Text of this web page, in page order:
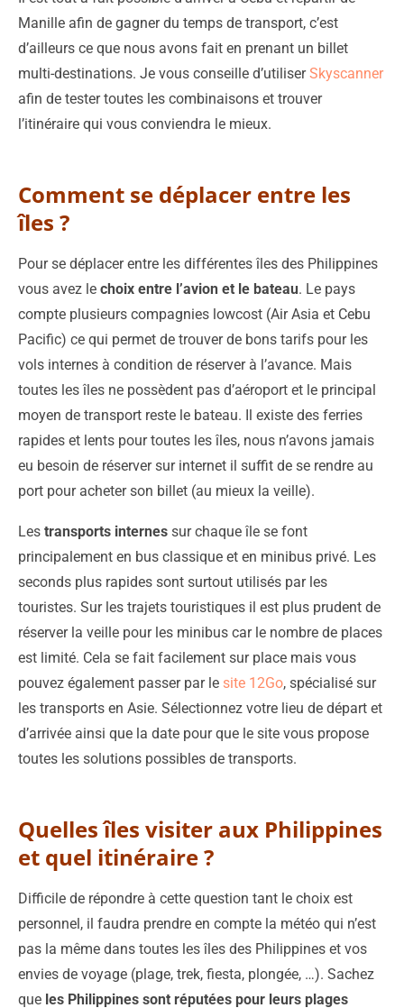
Manille afin de gagner du temps de transport, c’est
d’ailleurs ce que nous avons fait en prenant un billet
multi-destinations. Je vous conseille d’utiliserSkyscanner
afin de tester toutes les combinaisons et trouver
l’itinéraire qui vous conviendra le mieux.
Comment se déplacer entre les
îles ?
Pour se déplacer entre les différentes îles des Philippines
vous avez le choix entre l’avion et le bateau. Le pays
compte plusieurs compagnies lowcost (Air Asia et Cebu
Pacific) ce qui permet de trouver de bons tarifs pour les
vols internes à condition de réserver à l’avance. Mais
toutes les îles ne possèdent pas d’aéroport et le principal
moyen de transport reste le bateau. Il existe des ferries
rapides et lents pour toutes les îles, nous n’avons jamais
eu besoin de réserver sur internet il suffit de se rendre au
port pour acheter son billet (au mieux la veille).
Les transports internes sur chaque île se font
principalement en bus classique et en minibus privé. Les
seconds plus rapides sont surtout utilisés par les
touristes. Sur les trajets touristiques il est plus prudent de
réserver la veille pour les minibus car le nombre de places
est limité. Cela se fait facilement sur place mais vous
pouvez également passer par le site 12Go, spécialisé sur
les transports en Asie. Sélectionnez votre lieu de départ et
d’arrivée ainsi que la date pour que le site vous propose
toutes les solutions possibles de transports.
Quelles îles visiter aux Philippines
et quel itinéraire ?
Difficile de répondre à cette question tant le choix est
personnel, il faudra prendre en compte la météo qui n’est
pas la même dans toutes les îles des Philippines et vos
envies de voyage (plage, trek, fiesta, plongée, …). Sachez
que les Philippines sont réputées pour leurs plages